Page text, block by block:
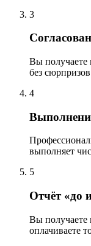
3
Вы получаете
без
4
выполняет
5
Отчёт «до
Вы получаете
оплачиваете